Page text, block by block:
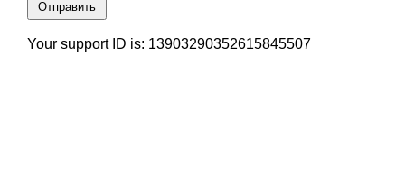
Отправить
Your support ID is: 13903290352615845507